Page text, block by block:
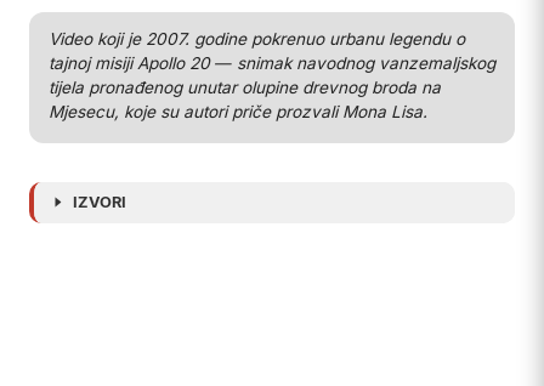
Rezultat je poznat. Umjesto deset planiranih
slijetanja, ostvareno ih je šest. Umjesto nastavka
istraživanja Mjeseca kroz sedamdesete godine,
potencijalne baze i daljnje misije prema Marsu
ostale su zaključane u ladicama inženjerskih
Zemlja koja je 1969. godine dokazala da može